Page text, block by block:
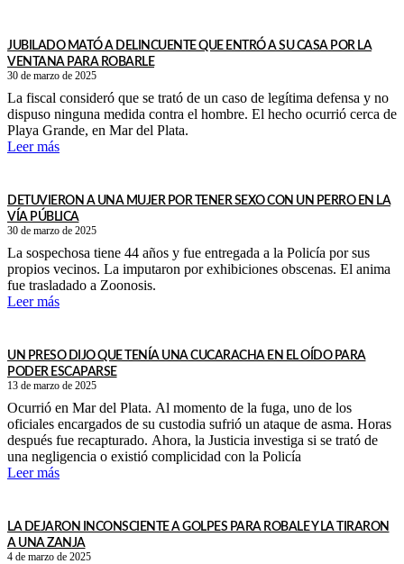
JUBILADO MATÓ A DELINCUENTE QUE ENTRÓ A SU CASA POR LA
VENTANA PARA ROBARLE
30 de marzo de 2025
La fiscal consideró que se trató de un caso de legítima defensa y no
dispuso ninguna medida contra el hombre. El hecho ocurrió cerca de
Playa Grande, en Mar del Plata.
Leer más
DETUVIERON A UNA MUJER POR TENER SEXO CON UN PERRO EN LA
VÍA PÚBLICA
30 de marzo de 2025
La sospechosa tiene 44 años y fue entregada a la Policía por sus
propios vecinos. La imputaron por exhibiciones obscenas. El anima
fue trasladado a Zoonosis.
Leer más
UN PRESO DIJO QUE TENÍA UNA CUCARACHA EN EL OÍDO PARA
PODER ESCAPARSE
13 de marzo de 2025
Ocurrió en Mar del Plata. Al momento de la fuga, uno de los
oficiales encargados de su custodia sufrió un ataque de asma. Horas
después fue recapturado. Ahora, la Justicia investiga si se trató de
una negligencia o existió complicidad con la Policía
Leer más
LA DEJARON INCONSCIENTE A GOLPES PARA ROBALE Y LA TIRARON
A UNA ZANJA
4 de marzo de 2025